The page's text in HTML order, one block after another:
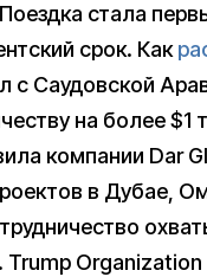
стала
срок. Как
с Саудовской
на более $1
компании Dar
в Дубае,
Organization